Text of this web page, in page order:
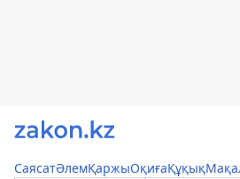
СаясатӘлемҚаржыОқиғаҚұқық